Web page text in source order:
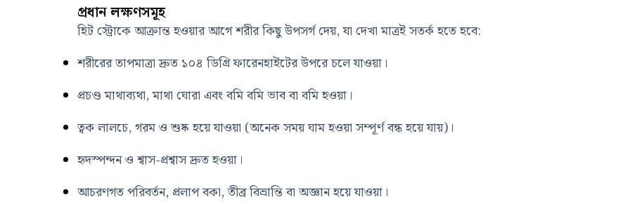
প্রধান লক্ষণসমূহ
হিট স্ট্রোকে আক্রান্ত হওয়ার আগে শরীর কিছু উপসর্গ দেয়, যা দেখা মাত্রই সতর্ক হতে হবে:
শরীরের তাপমাত্রা দ্রুত ১০৪ ডিগ্রি ফারেনহাইটের উপরে চলে যাওয়া।
প্রচণ্ড মাথাব্যথা, মাথা ঘোরা এবং বমি বমি ভাব বা বমি হওয়া।
ত্বক লালচে, গরম ও শুষ্ক হয়ে যাওয়া (অনেক সময় ঘাম হওয়া সম্পূর্ণ বন্ধ হয়ে যায়)।
হৃদস্পন্দন ও শ্বাস-প্রশ্বাস দ্রুত হওয়া।
আচরণগত পরিবর্তন, প্রলাপ বকা, তীব্র বিভ্রান্তি বা অজ্ঞান হয়ে যাওয়া।